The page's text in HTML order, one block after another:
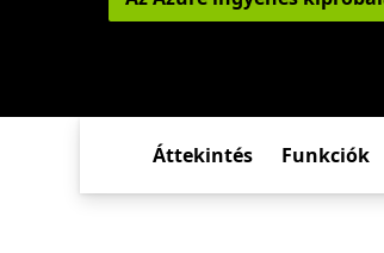
Áttekintés Funkciók